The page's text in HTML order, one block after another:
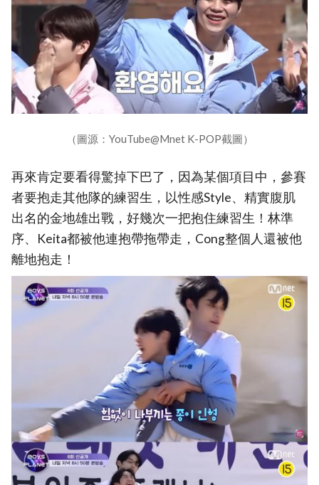
（圖源：YouTube@Mnet K-POP截圖）
再來肯定要看得驚掉下巴了，因為某個項目中，參賽
者要抱走其他隊的練習生，以性感Style、精實腹肌
出名的金地雄出戰，好幾次一把抱住練習生！林準
序、Keita都被他連抱帶拖帶走，Cong整個人還被他
離地抱走！